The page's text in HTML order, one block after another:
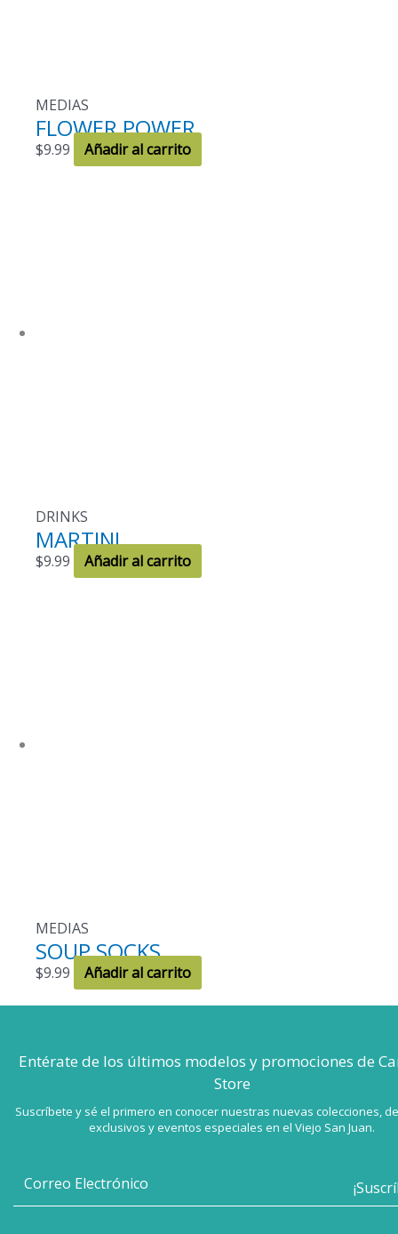
MEDIAS
FLOWER POWER
$9.99 Añadir al carrito
DRINKS
MARTINI
$9.99 Añadir al carrito
MEDIAS
SOUP SOCKS
$9.99 Añadir al carrito
Entérate de los últimos modelos y promociones de
Store
Suscríbete y sé el primero en conocer nuestras nuevas colecciones,
exclusivos y eventos especiales en el Viejo San Juan.